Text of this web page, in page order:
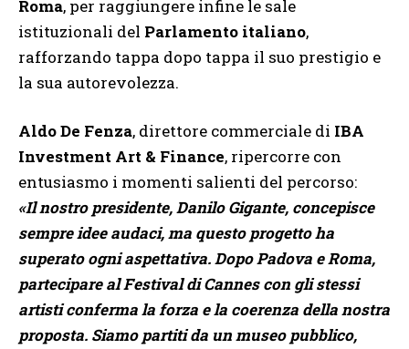
Roma, per raggiungere infine le sale
istituzionali del Parlamento italiano,
rafforzando tappa dopo tappa il suo prestigio e
la sua autorevolezza.
Aldo De Fenza, direttore commerciale di IBA
Investment Art & Finance, ripercorre con
entusiasmo i momenti salienti del percorso:
«Il nostro presidente, Danilo Gigante, concepisce
sempre idee audaci, ma questo progetto ha
superato ogni aspettativa. Dopo Padova e Roma,
partecipare al Festival di Cannes con gli stessi
artisti conferma la forza e la coerenza della nostra
proposta. Siamo partiti da un museo pubblico,